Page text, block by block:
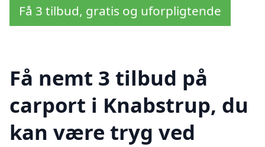
Få 3 tilbud, gratis og uforpligtende
Få nemt 3 tilbud på
carport i Knabstrup, du
kan være tryg ved